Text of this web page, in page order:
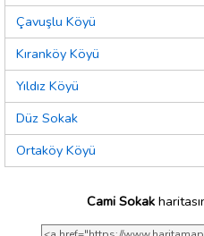
Çavuşlu Köyü
Kıranköy Köyü
Yıldız Köyü
Düz Sokak
Ortaköy Köyü
Cami Sokak